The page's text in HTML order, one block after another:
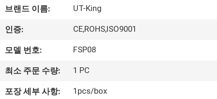
우
리
브랜드 이름: UT-King
인증: CE,ROHS,ISO9001
모델 번호: FSP08
최소 주문 수량: 1 PC
포장 세부 사항: 1pcs/box